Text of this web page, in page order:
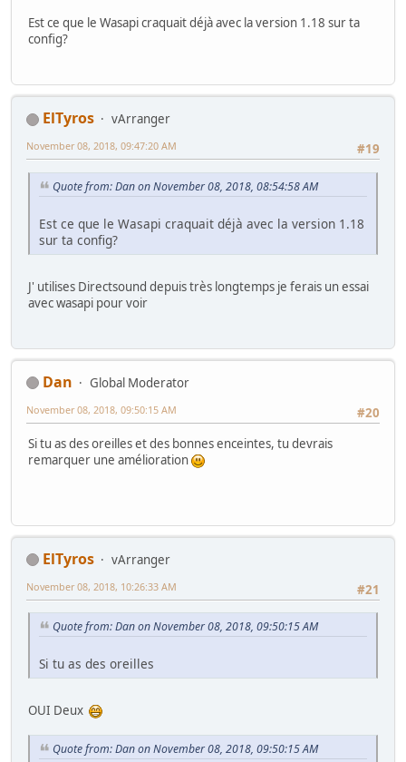
Est ce que le Wasapi craquait déjà avec la version 1.18 sur ta
config?
ElTyros
vArranger
#19
November 08, 2018, 09:47:20 AM
Quote from: Dan on November 08, 2018, 08:54:58 AM
Est ce que le Wasapi craquait déjà avec la version 1.18
sur ta config?
J' utilises Directsound depuis très longtemps je ferais un essai
avec wasapi pour voir
Dan
Global Moderator
#20
November 08, 2018, 09:50:15 AM
Si tu as des oreilles et des bonnes enceintes, tu devrais
remarquer une amélioration
ElTyros
vArranger
#21
November 08, 2018, 10:26:33 AM
Quote from: Dan on November 08, 2018, 09:50:15 AM
Si tu as des oreilles
OUI Deux
Quote from: Dan on November 08, 2018, 09:50:15 AM